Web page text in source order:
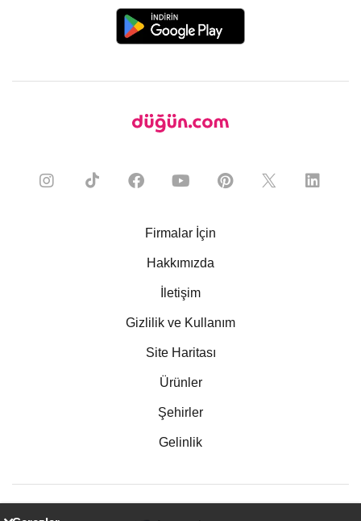
Firmalar İçin
Hakkımızda
İletişim
Gizlilik ve Kullanım
Site Haritası
Ürünler
Şehirler
Gelinlik